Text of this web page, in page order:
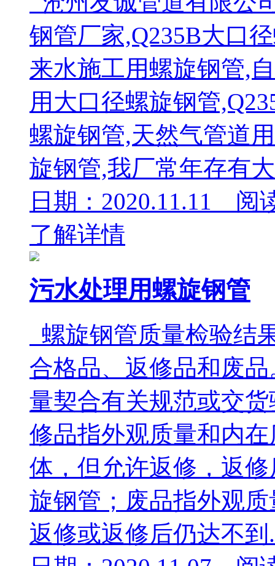
钢管厂家,Q235B大口
来水施工用螺旋钢管,
用大口径螺旋钢管
螺旋钢管,天然气管道
旋钢管,我厂常年存有
日期：2020.11.11 阅
了解详情
污水处理用螺旋钢管
螺旋钢管质量检验结
合格品、返修品和废
量契合有关规范或交
修品指外观质量和内
体，但允许返修，返
旋钢管；废品指外观
返修或返修后仍达不到